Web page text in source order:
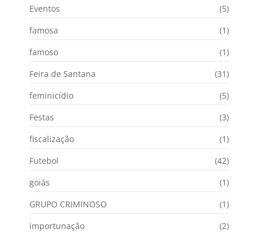
Eventos
(5)
famosa
(1)
famoso
(1)
Feira de Santana
(31)
feminicídio
(5)
Festas
(3)
fiscalização
(1)
Futebol
(42)
goiás
(1)
GRUPO CRIMINOSO
(1)
importunação
(2)